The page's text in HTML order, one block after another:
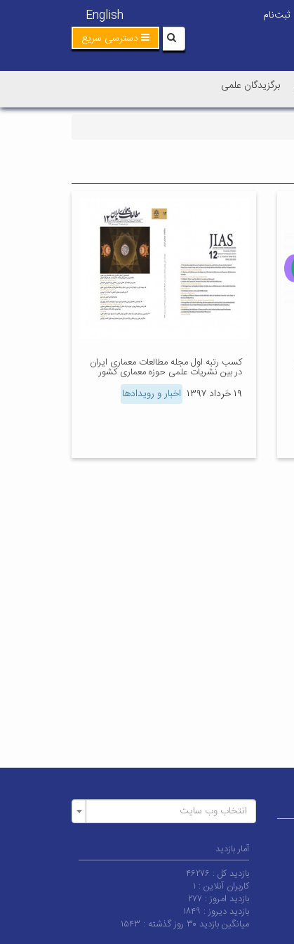
English
ثبت‌نام
دسترسی سریع
برگزیدگان علمی
کسب رتبه اول مجله مطالعات معماری ایران
در بین نشریات علمی حوزه معماری کشور
۱۹ خرداد ۱۳۹۷ اخبار و رویدادها
انتخاب وب سایت
آمار بازدید
بازدید کل : ۴۶۲۷۶
کاربران آنلاین : ۱
بازدید امروز : ۲۷۷
بازدید دیروز : ۱۸۴۹
میانگین بازدید ۳۰ روز گذشته :
۱۵۴۳